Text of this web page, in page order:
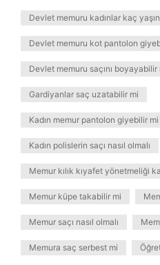
Devlet memuru kadınlar kaç
Devlet memuru kot pantolon
Devlet memuru saçını boyayabilir
Gardiyanlar saç uzatabilir mi
Kadın memur pantolon giyebilir mi
Kadın polislerin saçı nasıl olmalı
Memur kılık kıyafet yönetmeliği
Memur küpe takabilir mi
Memur saçı nasıl olmalı
Memura saç serbest mi